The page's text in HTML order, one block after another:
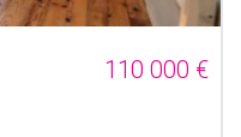
110 000 €